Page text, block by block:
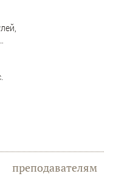
преподавателям